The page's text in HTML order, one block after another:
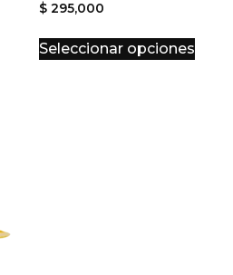
$ 295,000
Seleccionar opciones